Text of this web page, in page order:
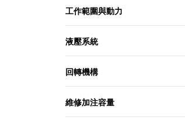
工作範圍與動力
液壓系統
回轉機構
維修加注容量